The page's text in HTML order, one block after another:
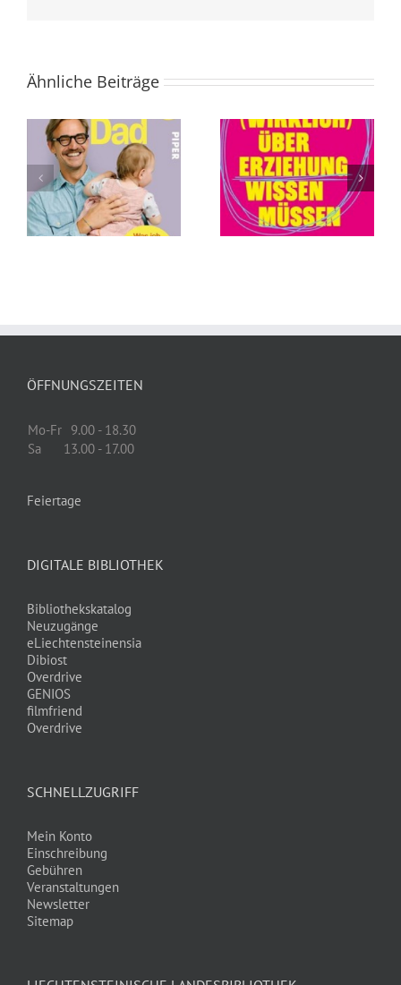
Ähnliche Beiträge
Was Sie (wirklich)
über Erziehung
wissen müssen
von Tillman
Prüfer
Die Abschaffung
des Todes von
Andreas
Eschbach
ÖFFNUNGSZEITEN
Mo-Fr 9.00 - 18.30
Sa
13.00 - 17.00
Feiertage
DIGITALE BIBLIOTHEK
Bibliothekskatalog
Neuzugänge
eLiechtensteinensia
Dibiost
Overdrive
GENIOS
filmfriend
Overdrive
SCHNELLZUGRIFF
Mein Konto
Einschreibung
Gebühren
Veranstaltungen
Newsletter
Sitemap